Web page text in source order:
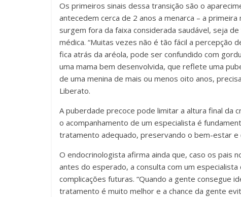
Os primeiros sinais dessa transição são o
antecedem cerca de 2 anos a menarca – a
surgem fora da faixa considerada saudável, seja
médica. “Muitas vezes não é tão fácil a percepção
fica atrás da aréola, pode ser confundido com
uma mama bem desenvolvida, que reflete uma
de uma menina de mais ou menos oito anos,
Liberato.
A puberdade precoce pode limitar a altura final da
o acompanhamento de um especialista é
tratamento adequado, preservando o bem-estar e
O endocrinologista afirma ainda que, caso os pais
antes do esperado, a consulta com um
complicações futuras. “Quando a gente consegue
tratamento é muito melhor e a chance da gente